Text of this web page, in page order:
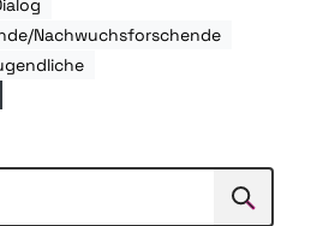
Nachwuchsforschende
Suchen